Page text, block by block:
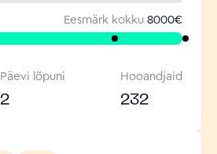
Eesmärk kokku 8000€
Päevi lõpuni
2
Hooandjaid
232